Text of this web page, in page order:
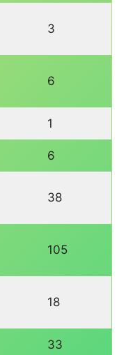
3
6
1
6
38
105
18
33